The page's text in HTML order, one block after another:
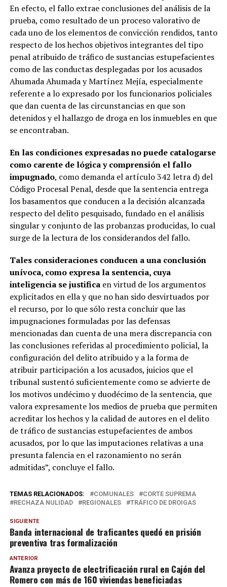
En efecto, el fallo extrae conclusiones del análisis de la
prueba, como resultado de un proceso valorativo de
cada uno de los elementos de convicción rendidos, tanto
respecto de los hechos objetivos integrantes del tipo
penal atribuido de tráfico de sustancias estupefacientes
como de las conductas desplegadas por los acusados
Ahumada Ahumada y Martínez Mejía, especialmente
referente a lo expresado por los funcionarios policiales
que dan cuenta de las circunstancias en que son
detenidos y el hallazgo de droga en los inmuebles en que
se encontraban.
En las condiciones expresadas no puede catalogarse
como carente de lógica y comprensión el fallo
impugnado, como demanda el artículo 342 letra d) del
Código Procesal Penal, desde que la sentencia entrega
los basamentos que conducen a la decisión alcanzada
respecto del delito pesquisado, fundado en el análisis
singular y conjunto de las probanzas producidas, lo cual
surge de la lectura de los considerandos del fallo.
Tales consideraciones conducen a una conclusión
unívoca, como expresa la sentencia, cuya
inteligencia se justifica en virtud de los argumentos
explicitados en ella y que no han sido desvirtuados por
el recurso, por lo que sólo resta concluir que las
impugnaciones formuladas por las defensas
mencionadas dan cuenta de una mera discrepancia con
las conclusiones referidas al procedimiento policial, la
configuración del delito atribuido y a la forma de
atribuir participación a los acusados, juicios que el
tribunal sustentó suficientemente como se advierte de
los motivos undécimo y duodécimo de la sentencia, que
valora expresamente los medios de prueba que permiten
acreditar los hechos y la calidad de autores en el delito
de tráfico de sustancias estupefacientes de ambos
acusados, por lo que las imputaciones relativas a una
presunta falencia en el razonamiento no serán
admitidas”, concluye el fallo.
TEMAS RELACIONADOS: COMUNALES
CORTE SUPREMA
RECHAZA NULIDAD
REGIONALES TRÁFICO DE DROIGAS
SIGUIENTE
Banda internacional de traficantes quedó en prisión
preventiva tras formalización
ANTERIOR
Avanza proyecto de electrificación rural en Cajón del
Romero con más de 160 viviendas beneficiadas